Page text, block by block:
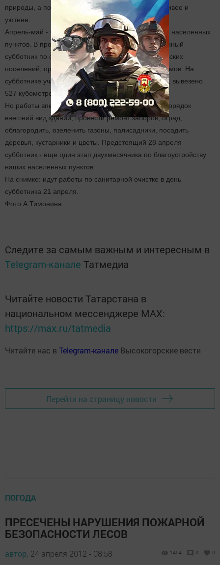
природы, а постараться помочь ей быть еще красивее и
уютнее.
Апрель-май - традиционно время благоустройства населенных
пунктов. В прошлую субботу состоялся общерайонный
субботник по санитарной очистке территорий сельских
поселений, организаций и предприятий, жилых домов. На
субботнике участвовало около пяти тысяч человек, вывезено
527 кубометров мусора.
Но работы впереди еще много. Надо привести в порядок
внешний вид зданий, провести ремонт заборов, оград,
облагородить, озеленить газоны, палисадники, посадить
деревья, кустарники и цветы. Предстоящий 28 апреля
субботник - еще один этап двухмесячника по благоустройству
наших населенных пунктов.
На снимке: идут работы по санитарной очистке в день
субботника 21 апреля.
Фото А.Тимонина
Следите за самым важным и интересным в
Telegram-канале Татмедиа
Читайте новости Татарстана в
национальном мессенджере MАХ:
https://max.ru/tatmedia
Читайте нас в Telegram-канале Высокогорские вести
Перейти на страницу новости
ПОГОДА
ПРЕСЕЧЕНЫ НАРУШЕНИЯ ПОЖАРНОЙ
БЕЗОПАСНОСТИ ЛЕСОВ
автор, 24 апреля 2012 - 08:58 1454 0 0